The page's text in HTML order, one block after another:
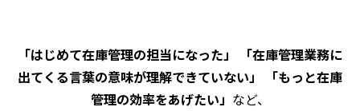
「はじめて在庫管理の担当になった」 「在庫管理業務に
出てくる言葉の意味が理解できていない」 「もっと在庫
管理の効率をあげたい」 など、